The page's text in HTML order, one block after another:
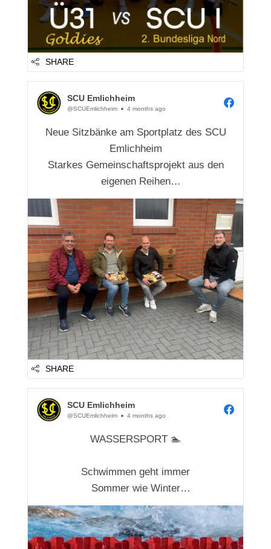
SHARE
SCU Emlichheim
@SCUEmlichheim 4 months ago
Neue Sitzbänke am Sportplatz des SCU
Emlichheim
Starkes Gemeinschaftsprojekt aus den
eigenen Reihen
Emlichheim – Der Sportplatz des SC Union
Emlichheim ist um ein sichtbares und
hochwertiges Detail reicher: Am
Kabinentrakt wurden neue Sitzbänke
montiert, die ab sofort Spielerinnen,
Spielern und Z...
SHARE
SCU Emlichheim
@SCUEmlichheim 4 months ago
WASSERSPORT 🏊
Schwimmen geht immer
Sommer wie Winter
Egal ob Technik verbessern, fit bleiben
oder einfach Spaß haben.